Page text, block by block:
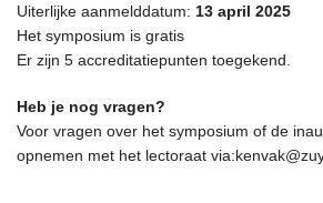
Uiterlijke aanmelddatum: 13 april 2025
Het symposium is gratis
Er zijn 5 accreditatiepunten toegekend.
Heb je nog vragen?
Voor vragen over het symposium of de
opnemen met het lectoraat